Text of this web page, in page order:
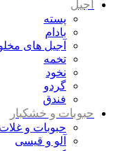
آجیل
پسته
بادام
آجیل های
تخمه
نخود
گردو
فندق
حبوبات و خشکبار
حبوبات و غلات
آلو و قیسی